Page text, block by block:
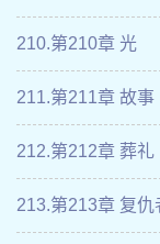
210.第210章 光
211.第211章 故事
212.第212章 葬礼
213.第213章 复仇